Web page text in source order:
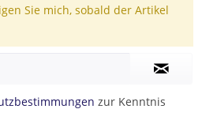
Sie mich, sobald der Artikel
zur Kenntnis